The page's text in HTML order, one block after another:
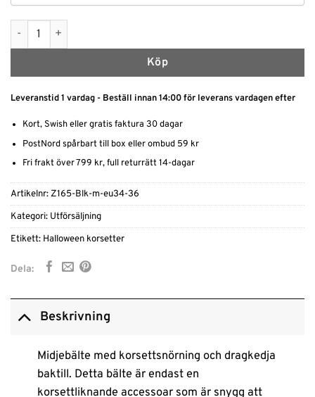
Midjebälte med korsettsnörning mängd
Köp
Leveranstid 1 vardag - Beställ innan 14:00 för leverans vardagen efter
Kort, Swish eller gratis faktura 30 dagar
PostNord spårbart till box eller ombud 59 kr
Fri frakt över 799 kr, full returrätt 14-dagar
Artikelnr:Z165-Blk-m-eu34-36
Kategori: Utförsäljning
Etikett: Halloween korsetter
Dela:
Beskrivning
Midjebälte med korsettsnörning och dragkedja
baktill. Detta bälte är endast en
korsettliknande accessoar som är snygg att